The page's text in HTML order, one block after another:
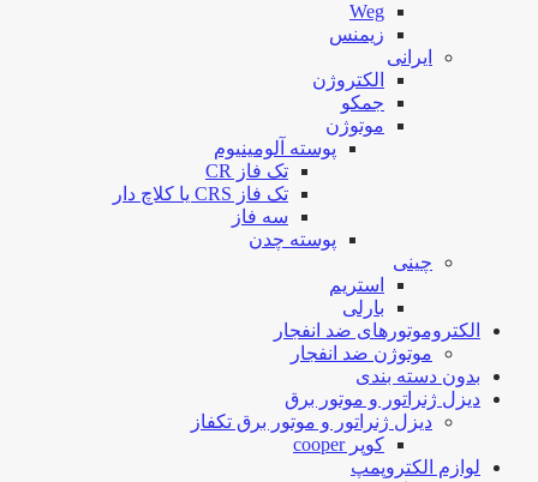
Weg
زیمنس
ایرانی
الکتروژن
جمکو
موتوژن
پوسته آلومینیوم
تک فاز CR
تک فاز CRS یا کلاچ دار
سه فاز
پوسته چدن
چینی
استریم
بارلی
الکتروموتورهای ضد انفجار
موتوژن ضد انفجار
بدون دسته بندی
دیزل ژنراتور و موتور برق
دیزل ژنراتور و موتور برق تکفاز
کوپر cooper
لوازم الکتروپمپ